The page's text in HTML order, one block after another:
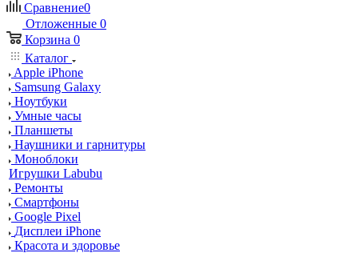
Сравнение0
Отложенные 0
Корзина 0
Каталог
Apple iPhone
Samsung Galaxy
Ноутбуки
Умные часы
Планшеты
Наушники и гарнитуры
Моноблоки
Игрушки Labubu
Ремонты
Смартфоны
Google Pixel
Дисплеи iPhone
Красота и здоровье